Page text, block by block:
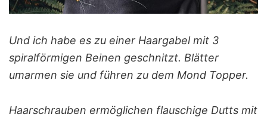
Und ich habe es zu einer Haargabel mit 3
spiralförmigen Beinen geschnitzt. Blätter
umarmen sie und führen zu dem Mond Topper.
Haarschrauben ermöglichen flauschige Dutts mit